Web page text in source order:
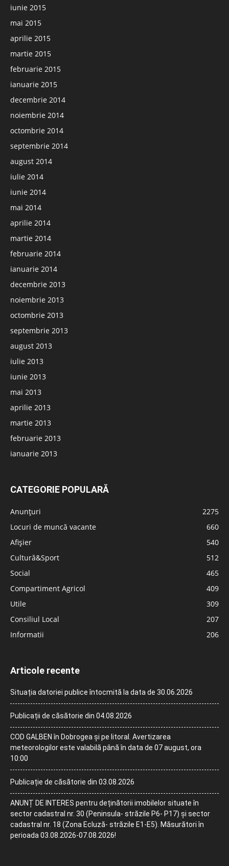
iunie 2015
mai 2015
aprilie 2015
martie 2015
februarie 2015
ianuarie 2015
decembrie 2014
noiembrie 2014
octombrie 2014
septembrie 2014
august 2014
iulie 2014
iunie 2014
mai 2014
aprilie 2014
martie 2014
februarie 2014
ianuarie 2014
decembrie 2013
noiembrie 2013
octombrie 2013
septembrie 2013
august 2013
iulie 2013
iunie 2013
mai 2013
aprilie 2013
martie 2013
februarie 2013
ianuarie 2013
CATEGORIE POPULARĂ
Anunțuri
2275
Locuri de muncă vacante
660
Afișier
540
Cultură&Sport
512
Social
465
Compartiment Agricol
409
Utile
309
Consiliul Local
207
Informatii
206
Articole recente
Situația datoriei publice întocmită la data de 30.06.2026
Publicații de căsătorie din 04.08.2026
COD GALBEN în Dobrogea și pe litoral. Avertizarea
meteorologilor este valabilă până în data de 07 august, ora
10:00
Publicație de căsătorie din 03.08.2026
ANUNȚ DE INTERES pentru deținătorii imobilelor situate în
sector cadastral nr. 30 (Peninsula- străzile P6- P17) și sector
cadastral nr. 18 (Zona Ecluză- străzile E1-E5). Măsurători în
perioada 03.08.2026-07.08.2026!